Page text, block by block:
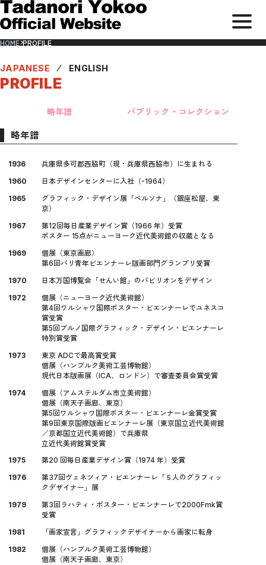
サ
ト
内
ュ
ー
本
ま
で
ッ
プ
メ
ュ
HOME PROFILE
JAPANESE ⁄ ENGLISH
PROFILE
略年譜 パブリック・コレクション
略年譜
1936
兵庫県多可郡西脇町（現・兵庫県西脇市）に生まれる
1960
日本デザインセンターに入社（-1964）
1965
グラフィック・デザイン展「ペルソナ」（銀座松屋、東
京）
1967
第12回毎日産業デザイン賞（1966 年）受賞
ポスター 15点がニューヨーク近代美術館の収蔵となる
1969
個展（東京画廊）
第6回パリ青年ビエンナーレ版画部門グランプリ受賞
1970
日本万国博覧会「せんい館」のパビリオンをデザイン
1972
個展（ニューヨーク近代美術館）
第4回ワルシャワ国際ポスター・ビエンナーレでユネスコ
賞受賞
第5回ブルノ国際グラフィック・デザイン・ビエンナーレ
特別賞受賞
1973
東京 ADCで最高賞受賞
個展（ハンブルク美術工芸博物館）
現代日本版画展（ICA、ロンドン）で審査委員会賞受賞
1974
個展（アムステルダム市立美術館）
個展（南天子画廊、東京）
第5回ワルシャワ国際ポスター・ビエンナーレ金賞受賞
第9回東京国際版画ビエンナーレ展（東京国立近代美術館
／京都国立近代美術館）で兵庫県
立近代美術館賞受賞
1975
第20 回毎日産業デザイン賞（1974 年）受賞
1976
第37回ヴェネツィア・ビエンナーレ「５人のグラフィッ
クデザイナー」展
1979
第3回ラハティ・ポスター・ビエンナーレで2000Fmk賞
受賞
1981
「画家宣言」グラフィックデザイナーから画家に転身
1982
個展（ハンブルク美術工芸博物館）
個展（南天子画廊、東京）